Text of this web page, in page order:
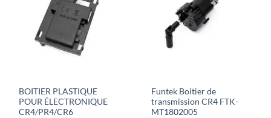
BOITIER PLASTIQUE
POUR ÉLECTRONIQUE
CR4/PR4/CR6
Funtek Boitier de
transmission CR4 FTK-
MT1802005